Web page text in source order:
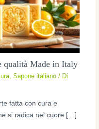
qualità Made in Italy
,Sapone italiano / Di
fatta con cura e
si radica nel cuore […]